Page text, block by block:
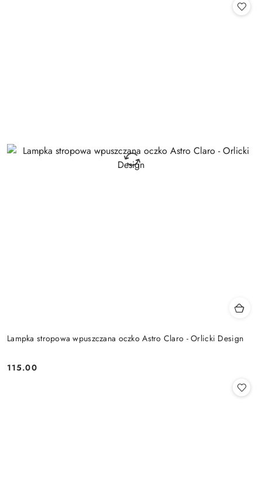
Lampka stropowa wpuszczana oczko Astro Claro - Orlicki Design
Cena:
115.00